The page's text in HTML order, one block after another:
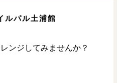
パル土浦館
ンジしてみませんか？